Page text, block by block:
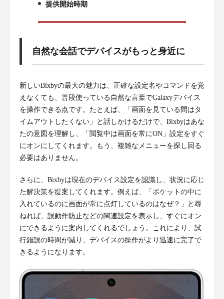
3.
提供開始時期
自然な会話でデバイスがもっと身近に
新しいBixbyの最大の魅力は、正確な設定名やコマンドを覚
えなくても、普段使っている自然な言葉でGalaxyデバイス
を操作できる点です。たとえば、「画面を見ている間はタ
イムアウトしたくない」と話しかけるだけで、Bixbyはあな
たの意図を理解し、「閲覧中は画面を常にON」設定をすぐ
にオンにしてくれます。もう、複雑なメニューを探し回る
必要はありません。
さらに、Bixbyは現在のデバイス設定を認識し、状況に応じ
た解決策を提案してくれます。例えば、「ポケットの中に
入れているのに画面が常に点灯しているのはなぜ？」と尋
ねれば、誤動作防止などの関連設定を表示し、すぐにオン
にできるように案内してくれるでしょう。これにより、試
行錯誤の時間が減り、デバイスの操作がより迅速に完了で
きるようになります。